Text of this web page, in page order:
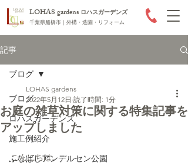
LOHAS gardens ロハスガーデンズ
千葉県船橋市｜外構・造園・リフォーム
記事
ブログ
ロハスガーデンズ
施工例紹介
ふなばしアンデルセン公園
ブログ
お庭の雑草対策に関する特集記事を
アップしました
LOHAS gardens
2022年5月12日 読了時間: 1分
こんにちは。